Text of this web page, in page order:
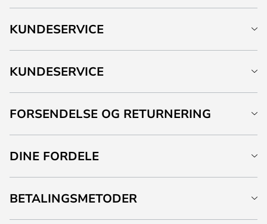
KUNDESERVICE
KUNDESERVICE
FORSENDELSE OG RETURNERING
DINE FORDELE
BETALINGSMETODER